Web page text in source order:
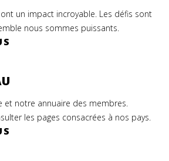
un impact incroyable. Les défis sont
nous sommes puissants.
et notre annuaire des membres.
les pages consacrées à nos pays.